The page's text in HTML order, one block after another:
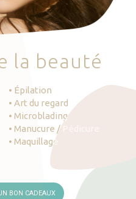
la beauté
• Épilation
• Art du regard
• Microblading
• Manucure / Pédicure
• Maquillage
BON CADEAUX